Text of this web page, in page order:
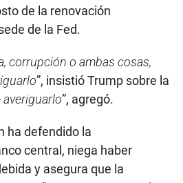
de la renovación
de la Fed.
corrupción o ambas cosas,
”, insistió Trump sobre la
averiguarlo”, agregó.
ha defendido la
central, niega haber
y asegura que la